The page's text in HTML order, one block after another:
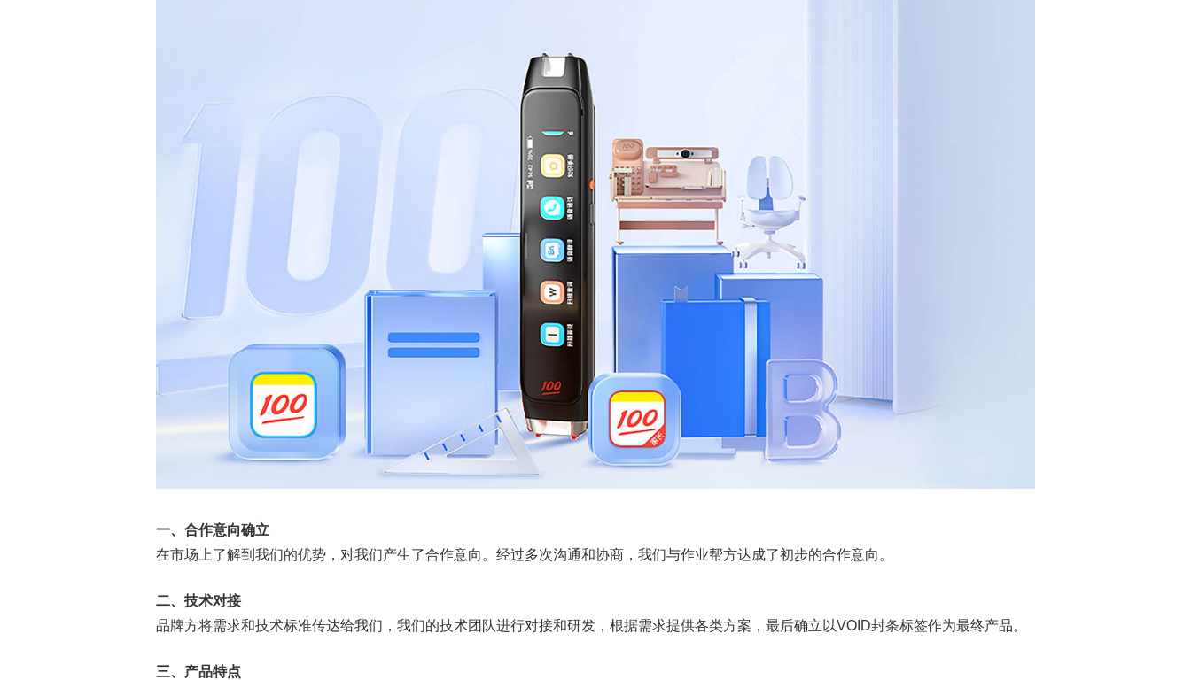
一、合作意向确立
在市场上了解到我们的优势，对我们产生了合作意向。经过多次沟通和协商，我们与作业帮方达成了初步的合作意向。
二、技术对接
品牌方将需求和技术标准传达给我们，我们的技术团队进行对接和研发，根据需求提供各类方案，最后确立以VOID封条标签作为最终产品。
三、产品特点